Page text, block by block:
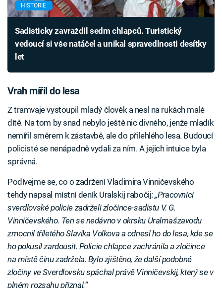
HISTORIE
Sadisticky zavraždil sedm chlapců. Turistický
vedoucí si vše natáčel a unikal spravedlnosti desítky
let
Vrah mířil do lesa
Z tramvaje vystoupil mladý člověk a nesl na rukách malé
dítě. Na tom by snad nebylo ještě nic divného, jenže mladík
nemířil směrem k zástavbě, ale do přilehlého lesa. Budoucí
policisté se nenápadně vydali za ním. A jejich intuice byla
správná.
Podívejme se, co o zadržení Vladimira Vinničevského
tehdy napsal místní deník Uralskij rabočij: „Pracovníci
sverdlovské policie zadrželi zločince-sadistu V. G.
Vinničevského. Ten se nedávno v okrsku Uralmašzavodu
zmocnil tříletého Slavika Volkova a odnesl ho do lesa, kde se
ho pokusil zardousit. Policie chlapce zachránila a zločince
na místě činu zadržela. Bylo zjištěno, že další podobné
zločiny ve Sverdlovsku spáchal právě Vinničevskij, který se v
plném rozsahu přiznal.“